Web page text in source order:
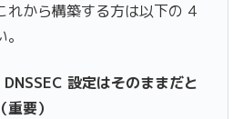
れから構築する方は以下の 4
設定はそのままだと
要）